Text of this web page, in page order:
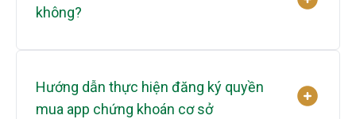
không?
Hướng dẫn thực hiện đăng ký quyền
mua app chứng khoán cơ sở